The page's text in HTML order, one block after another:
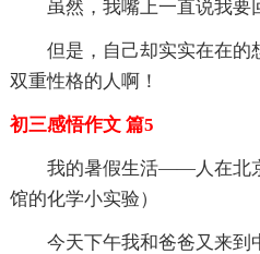
虽然，我嘴上一直说我要
但是，自己却实实在在的
双重性格的人啊！
初三感悟作文 篇5
我的暑假生活——人在北
馆的化学小实验）
今天下午我和爸爸又来到